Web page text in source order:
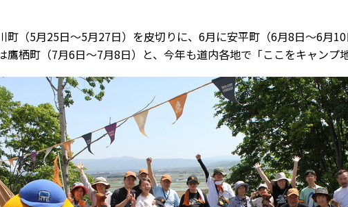
町（5月25日～5月27日）を皮切りに、6月に安平町（6月8日～6月
鷹栖町（7月6日～7月8日）と、今年も道内各地で「ここをキャンプ